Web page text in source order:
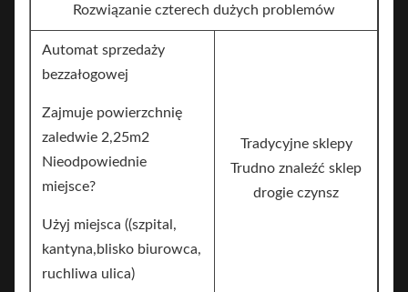
Rozwiązanie czterech dużych problemów
Automat sprzedaży
bezzałogowej
Zajmuje powierzchnię
zaledwie 2,25m2
Nieodpowiednie
miejsce?
Użyj miejsca ((szpital,
kantyna,blisko biurowca,
ruchliwa ulica)
Tradycyjne sklepy
Trudno znaleźć sklep
drogie czynsz